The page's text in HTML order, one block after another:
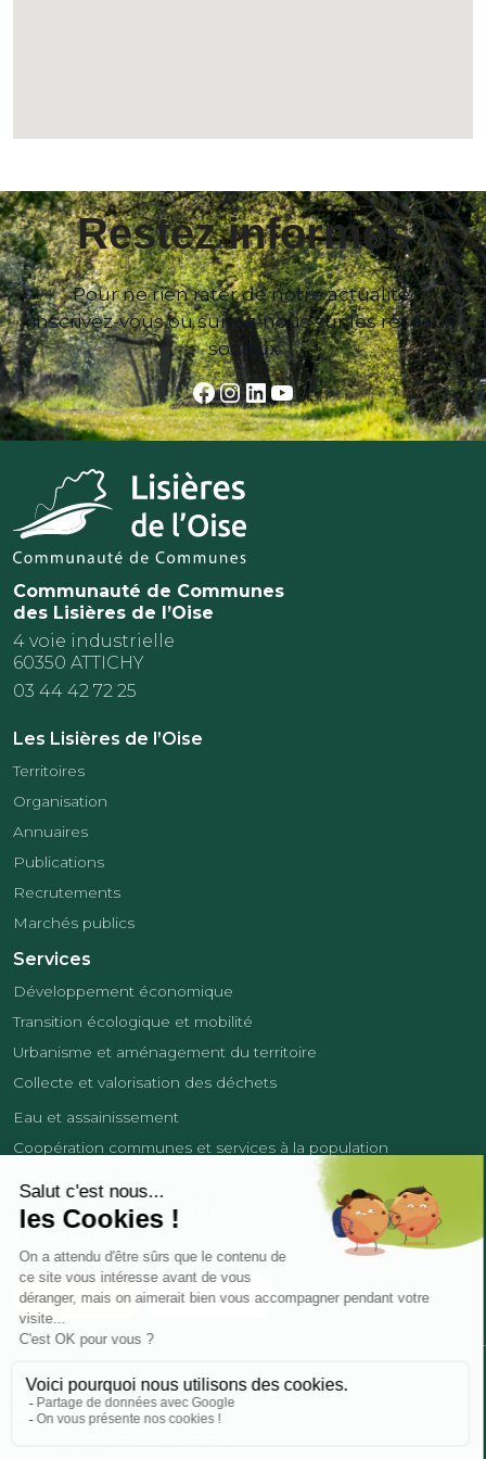
Restez informés
Pour ne rien rater de notre actualité,
inscrivez-vous ou suivez-nous sur les réseaux
sociaux
Facebook
Instagram
LinkedIn
YouTube
Communauté de Communes
des Lisières de l’Oise
4 voie industrielle
60350 ATTICHY
03 44 42 72 25
Les Lisières de l’Oise
Territoires
Organisation
Annuaires
Publications
Recrutements
Marchés publics
Services
Développement économique
Transition écologique et mobilité
Urbanisme et aménagement du territoire
Collecte et valorisation des déchets
Eau et assainissement
Coopération communes et services à la population
Développement économique
Contact Tourisme
Politique de confidentialité
Mentions légales